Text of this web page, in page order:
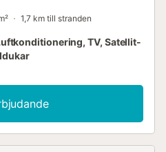
1,7 km till stranden
TV, Satellit-